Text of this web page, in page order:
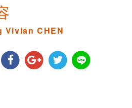
Vivian CHEN